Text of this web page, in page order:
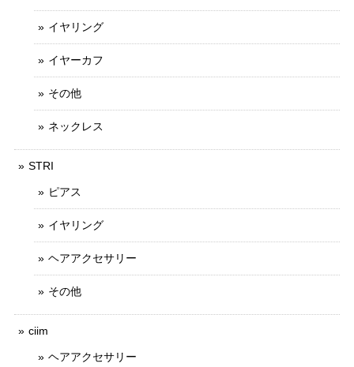
イヤリング
イヤーカフ
その他
ネックレス
STRI
ピアス
イヤリング
ヘアアクセサリー
その他
ciim
ヘアアクセサリー